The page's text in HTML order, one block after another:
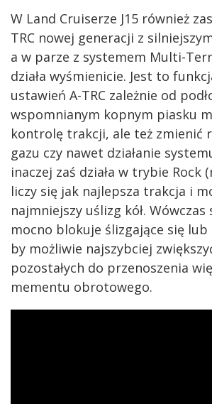
W Land Cruiserze J15 również
TRC nowej generacji z
a w parze z systemem Multi-
działa wyśmienicie. Jest to
ustawień A-TRC zależnie od
wspomnianym kopnym piasku
kontrolę trakcji, ale też zmienić
gazu czy nawet działanie
inaczej zaś działa w trybie Rock
liczy się jak najlepsza trakcja i
najmniejszy uślizg kół. Wówczas
mocno blokuje ślizgające się lub
by możliwie najszybciej
pozostałych do przenoszenia
mementu obrotowego.